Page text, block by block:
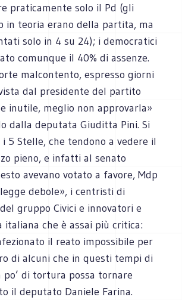
praticamente solo il Pd (gli
in teoria erano della partita, ma
solo in 4 su 24); i democratici
comunque il 40% di assenze.
malcontento, espresso giorni
dal presidente del partito
inutile, meglio non approvarla»
dalla deputata Giuditta Pini. Si
5 Stelle, che tendono a vedere il
pieno, e infatti al senato
avevano votato a favore, Mdp
debole», i centristi di
gruppo Civici e innovatori e
italiana che è assai più critica:
il reato impossibile per
di alcuni che in questi tempi di
di tortura possa tornare
il deputato Daniele Farina.